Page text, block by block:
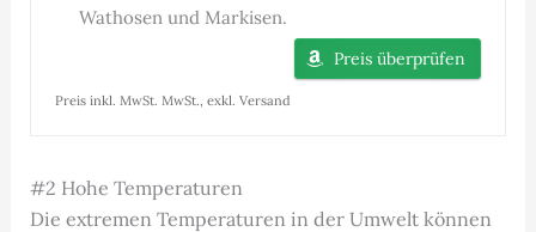
Wathosen und Markisen.
Preis überprüfen
Preis inkl. MwSt. MwSt., exkl. Versand
#2 Hohe Temperaturen
Die extremen Temperaturen in der Umwelt können